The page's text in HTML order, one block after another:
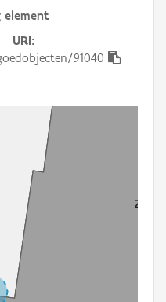
element
URI
91040